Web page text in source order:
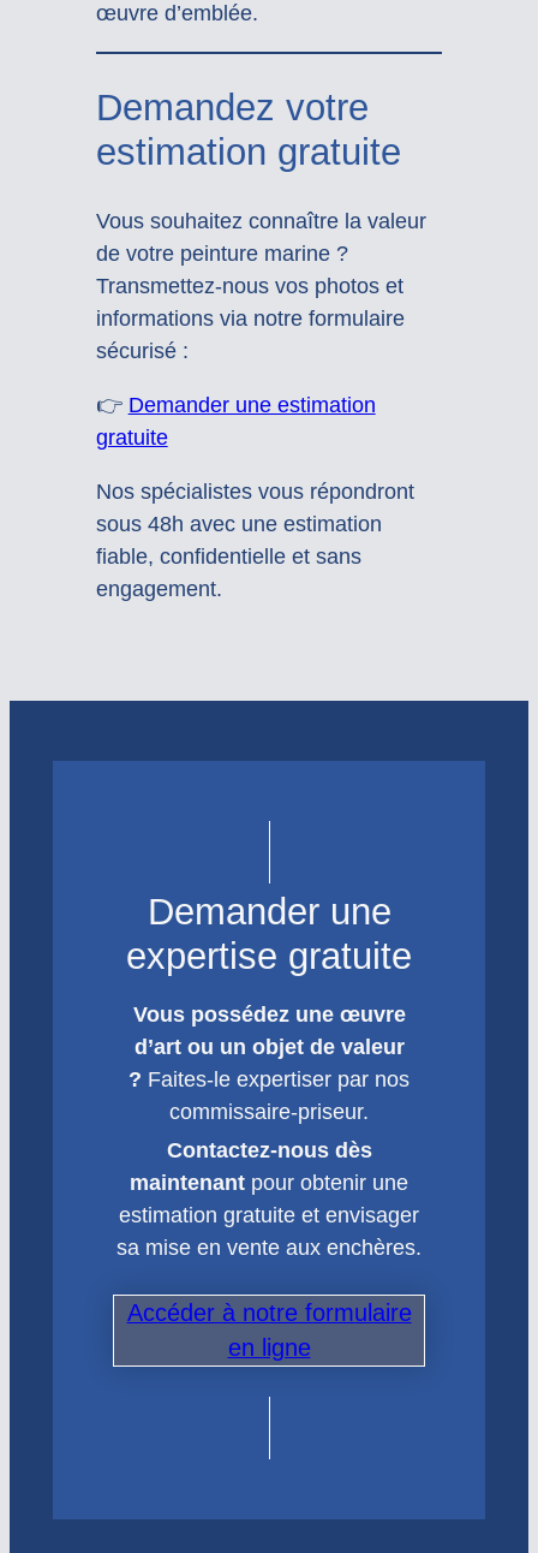
œuvre d’emblée.
Demandez votre
estimation gratuite
Vous souhaitez connaître la valeur
de votre peinture marine ?
Transmettez-nous vos photos et
informations via notre formulaire
sécurisé :
👉 Demander une estimation
gratuite
Nos spécialistes vous répondront
sous 48h avec une estimation
fiable, confidentielle et sans
engagement.
Demander une
expertise gratuite
Vous possédez une œuvre
d’art ou un objet de valeur
? Faites-le expertiser par nos
commissaire-priseur.
Contactez-nous dès
maintenant pour obtenir une
estimation gratuite et envisager
sa mise en vente aux enchères.
Accéder à notre formulaire
en ligne